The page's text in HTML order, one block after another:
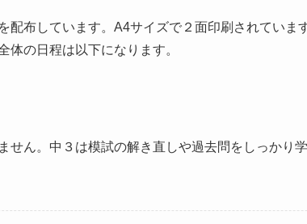
配布しています。A4サイズで２面印刷されていま
体の日程は以下になります。
せん。中３は模試の解き直しや過去問をしっかり